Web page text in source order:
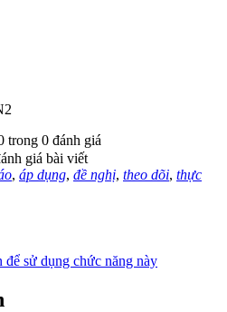
trong 0 đánh giá
giá bài viết
, áp dụng, đề nghị, theo dõi, thực
để sử dụng chức năng này